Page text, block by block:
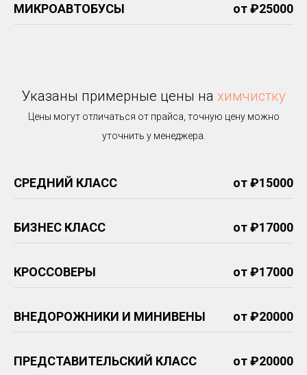
МИКРОАВТОБУСЫ от ₽25000
Указаны примерные цены на химчистку
Цены могут отличаться от прайса, точную цену можно
уточнить у менеджера.
СРЕДНИЙ КЛАСС от ₽15000
БИЗНЕС КЛАСС от ₽17000
КРОССОВЕРЫ от ₽17000
ВНЕДОРОЖНИКИ И МИНИВЕНЫ от ₽20000
ПРЕДСТАВИТЕЛЬСКИЙ КЛАСС от ₽20000